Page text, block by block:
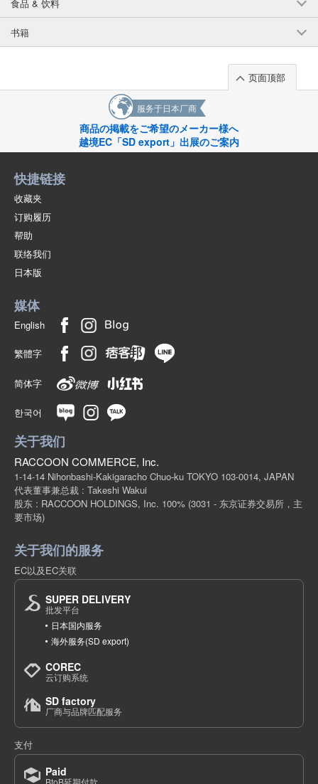
食品 & 饮料
书籍
页面顶部
服务于日本厂商
商品の掲載をご希望のメーカー様へ
越境EC「SD export」出展のご案内
快捷链接
收藏夹
订购履历
帮助
联络我们
日本版
媒体
English
繁體字
简体字
한국어
关于我们
RACCOON COMMERCE, Inc.
1-14-14 Nihonbashi-Kakigaracho Chuo-ku TOKYO 103-0014, JAPAN
代表董事兼总裁 : Takeshi Wakui
股东 : RACCOON HOLDINGS, Inc. 100% (3031 - 东京证券交易所，主
要市场)
关于我们的服务
EC以及EC关联
SUPER DELIVERY
批发平台
日本国内服务
海外服务(SD export)
COREC
云订购系统
SD factory
厂商与品牌匹配服务
支付
Paid
BtoB延期付款